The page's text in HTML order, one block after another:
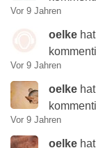
Vor 9 Jahren
oelke hat
Vor 9 Jahren
oelke hat
Vor 9 Jahren
oelke hat